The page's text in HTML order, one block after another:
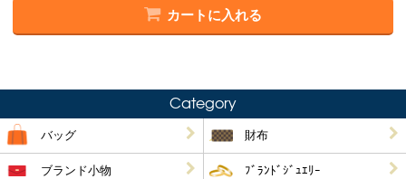
カートに入れる
Category
バッグ 財布
ブランド小物 ﾌﾞﾗﾝﾄﾞｼﾞｭｴﾘｰ